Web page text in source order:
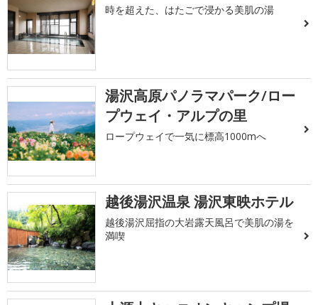
時を超えた、はたごで浸かる美肌の湯
湯沢高原パノラマパーク/ロー
プウェイ・アルプの里
ロープウェイで一気に標高1000mへ
越後湯沢温泉 湯沢東映ホテル
越後湯沢屈指の大岩露天風呂で美肌の湯を
満喫